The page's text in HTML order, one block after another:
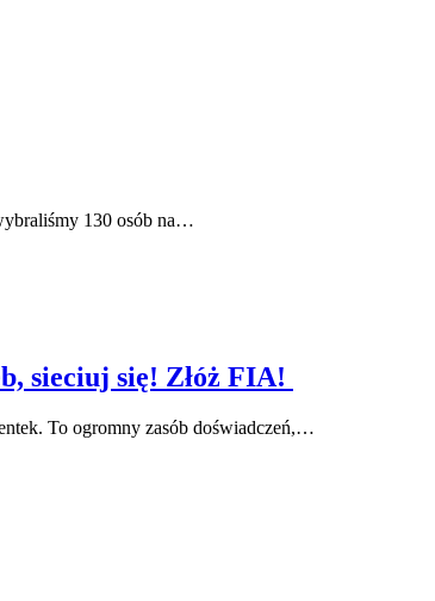
130 osób na…
sieciuj się! Złóż FIA!
To ogromny zasób doświadczeń,…